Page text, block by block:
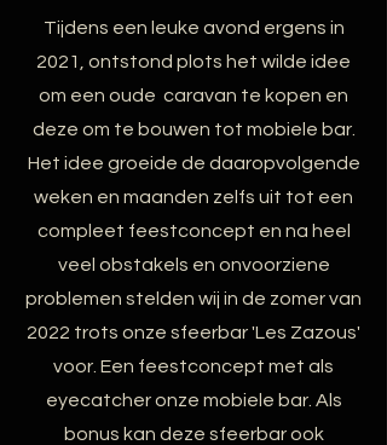
Tijdens een leuke avond ergens in
2021, ontstond plots het wilde idee
om een oude caravan te kopen en
deze om te bouwen tot mobiele bar.
Het idee groeide de daaropvolgende
weken en maanden zelfs uit tot een
compleet feestconcept en na heel
veel obstakels en onvoorziene
problemen stelden wij in de zomer van
2022 trots onze sfeerbar 'Les Zazous'
voor. Een feestconcept met als
eyecatcher onze mobiele bar. Als
bonus kan deze sfeerbar ook